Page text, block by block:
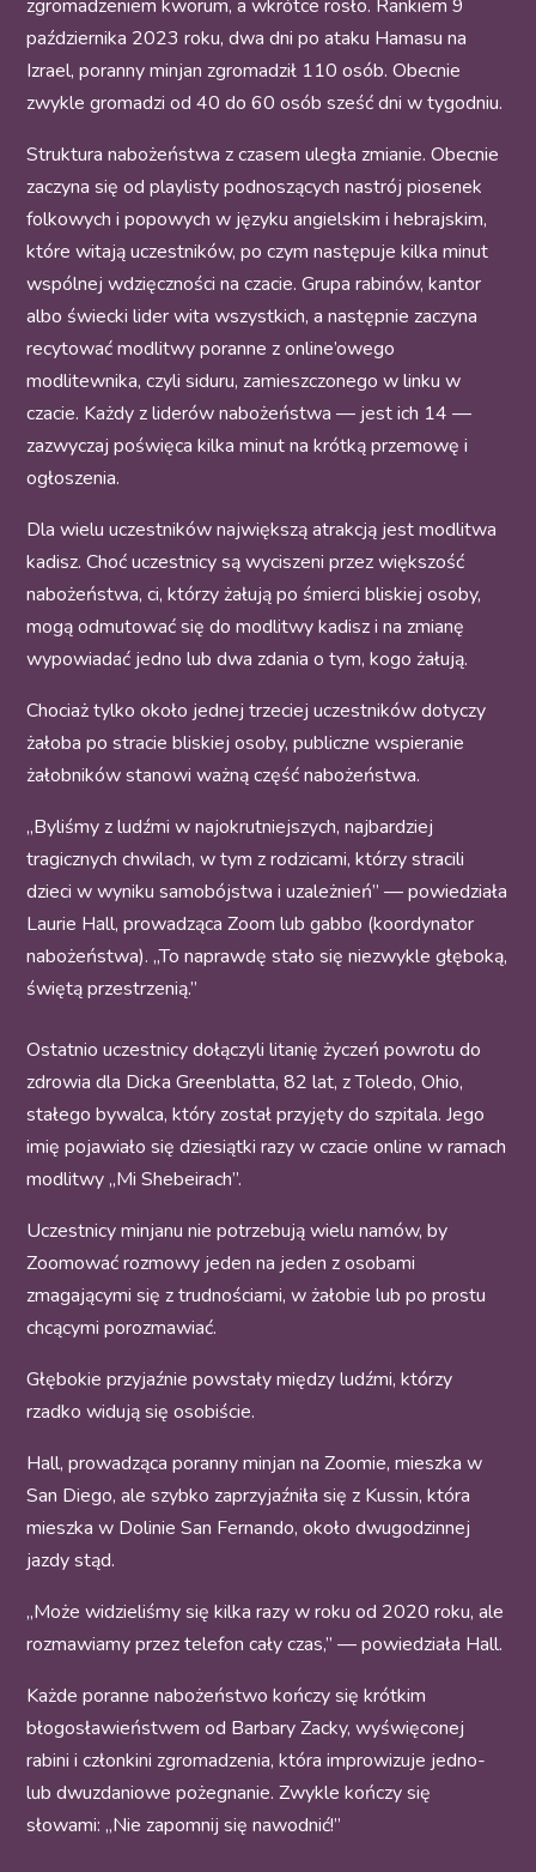
zgromadzeniem kworum, a wkrótce rosło. Rankiem 9
października 2023 roku, dwa dni po ataku Hamasu na
Izrael, poranny minjan zgromadził 110 osób. Obecnie
zwykle gromadzi od 40 do 60 osób sześć dni w tygodniu.
Struktura nabożeństwa z czasem uległa zmianie. Obecnie
zaczyna się od playlisty podnoszących nastrój piosenek
folkowych i popowych w języku angielskim i hebrajskim,
które witają uczestników, po czym następuje kilka minut
wspólnej wdzięczności na czacie. Grupa rabinów, kantor
albo świecki lider wita wszystkich, a następnie zaczyna
recytować modlitwy poranne z online’owego
modlitewnika, czyli siduru, zamieszczonego w linku w
czacie. Każdy z liderów nabożeństwa — jest ich 14 —
zazwyczaj poświęca kilka minut na krótką przemowę i
ogłoszenia.
Dla wielu uczestników największą atrakcją jest modlitwa
kadisz. Choć uczestnicy są wyciszeni przez większość
nabożeństwa, ci, którzy żałują po śmierci bliskiej osoby,
mogą odmutować się do modlitwy kadisz i na zmianę
wypowiadać jedno lub dwa zdania o tym, kogo żałują.
Chociaż tylko około jednej trzeciej uczestników dotyczy
żałoba po stracie bliskiej osoby, publiczne wspieranie
żałobników stanowi ważną część nabożeństwa.
„Byliśmy z ludźmi w najokrutniejszych, najbardziej
tragicznych chwilach, w tym z rodzicami, którzy stracili
dzieci w wyniku samobójstwa i uzależnień” — powiedziała
Laurie Hall, prowadząca Zoom lub gabbo (koordynator
nabożeństwa). „To naprawdę stało się niezwykle głęboką,
świętą przestrzenią.”
Ostatnio uczestnicy dołączyli litanię życzeń powrotu do
zdrowia dla Dicka Greenblatta, 82 lat, z Toledo, Ohio,
stałego bywalca, który został przyjęty do szpitala. Jego
imię pojawiało się dziesiątki razy w czacie online w ramach
modlitwy „Mi Shebeirach”.
Uczestnicy minjanu nie potrzebują wielu namów, by
Zoomować rozmowy jeden na jeden z osobami
zmagającymi się z trudnościami, w żałobie lub po prostu
chcącymi porozmawiać.
Głębokie przyjaźnie powstały między ludźmi, którzy
rzadko widują się osobiście.
Hall, prowadząca poranny minjan na Zoomie, mieszka w
San Diego, ale szybko zaprzyjaźniła się z Kussin, która
mieszka w Dolinie San Fernando, około dwugodzinnej
jazdy stąd.
„Może widzieliśmy się kilka razy w roku od 2020 roku, ale
rozmawiamy przez telefon cały czas,” — powiedziała Hall.
Każde poranne nabożeństwo kończy się krótkim
błogosławieństwem od Barbary Zacky, wyświęconej
rabini i członkini zgromadzenia, która improwizuje jedno-
lub dwuzdaniowe pożegnanie. Zwykle kończy się
słowami: „Nie zapomnij się nawodnić!”